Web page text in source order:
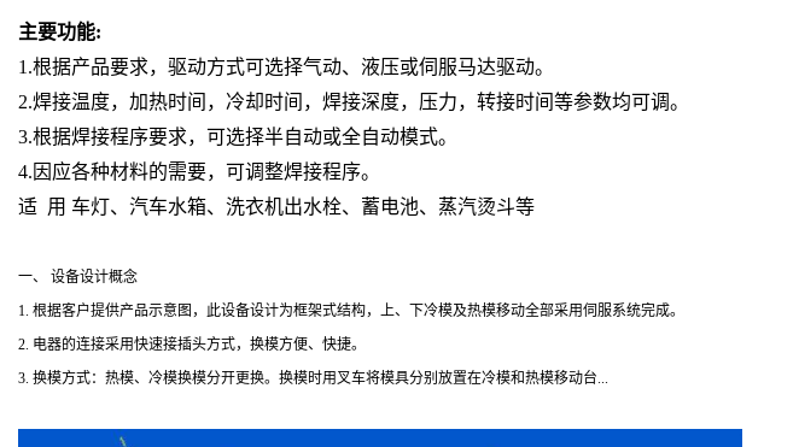
主要功能:
1.根据产品要求，驱动方式可选择气动、液压或伺服马达驱动。
2.焊接温度，加热时间，冷却时间，焊接深度，压力，转接时间等参数均可调。
3.根据焊接程序要求，可选择半自动或全自动模式。
4.因应各种材料的需要，可调整焊接程序。
适 用 车灯、汽车水箱、洗衣机出水栓、蓄电池、蒸汽烫斗等
一、 设备设计概念
1. 根据客户提供产品示意图，此设备设计为框架式结构，上、下冷模及热模移动全部采用伺服系统完成。
2. 电器的连接采用快速接插头方式，换模方便、快捷。
3. 换模方式：热模、冷模换模分开更换。换模时用叉车将模具分别放置在冷模和热模移动台...